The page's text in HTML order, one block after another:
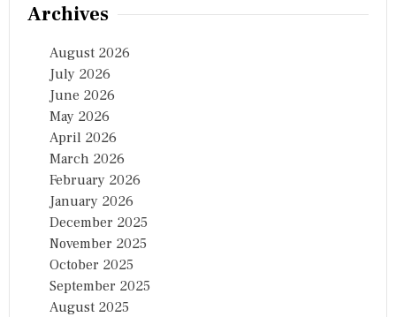
Archives
August 2026
July 2026
June 2026
May 2026
April 2026
March 2026
February 2026
January 2026
December 2025
November 2025
October 2025
September 2025
August 2025